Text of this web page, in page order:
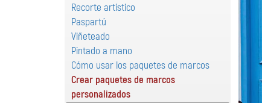
Recorte artístico
Paspartú
Viñeteado
Pintado a mano
Cómo usar los paquetes de marcos
Crear paquetes de marcos
personalizados